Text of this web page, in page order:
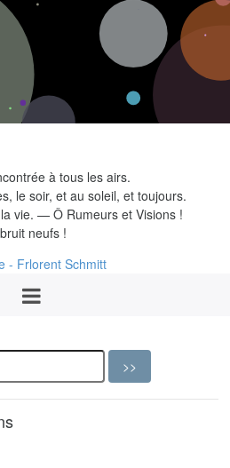
à tous les airs.
le soir, et au soleil, et toujours.
vie. — Ô Rumeurs et Visions !
neufs !